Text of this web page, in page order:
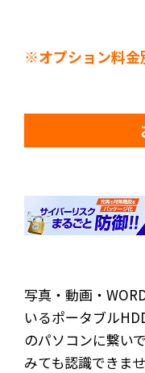
※オプション料金
写真・動画・
いるポータブル
のパソコンに繋い
みても認識できま